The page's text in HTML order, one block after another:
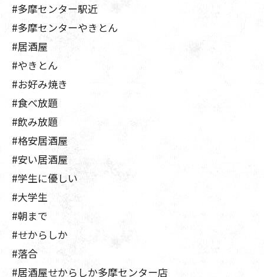
#多摩センター駅近
#多摩センターやきとん
#居酒屋
#やきとん
#お好み焼き
#食べ放題
#飲み放題
#格安居酒屋
#安い居酒屋
#学生に優しい
#大学生
#朝まで
#せからしか
#落合
#居酒屋せからしか多摩センター店